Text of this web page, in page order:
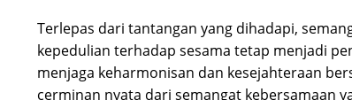
Terlepas dari tantangan yang dihadapi,
kepedulian terhadap sesama tetap menjadi
menjaga keharmonisan dan kesejahteraan
cerminan nyata dari semangat kebersamaan